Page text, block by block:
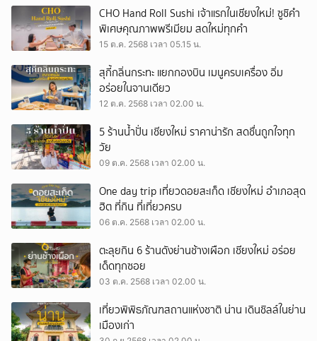
CHO Hand Roll Sushi เจ้าแรกในเชียงใหม่! ซูชิคำ
พิเศษคุณภาพพรีเมียม สดใหม่ทุกคำ
15 ต.ค. 2568 เวลา 05.15 น.
สุกี้กลิ่นกระทะ แยกกองบิน เมนูครบเครื่อง อิ่ม
อร่อยในจานเดียว
12 ต.ค. 2568 เวลา 02.00 น.
5 ร้านน้ำปั่น เชียงใหม่ ราคาน่ารัก สดชื่นถูกใจทุก
วัย
09 ต.ค. 2568 เวลา 02.00 น.
One day trip เที่ยวดอยสะเก็ด เชียงใหม่ อำเภอสุด
ฮิต ที่กิน ที่เที่ยวครบ
06 ต.ค. 2568 เวลา 02.00 น.
ตะลุยกิน 6 ร้านดังย่านช้างเผือก เชียงใหม่ อร่อย
เด็ดทุกซอย
03 ต.ค. 2568 เวลา 02.00 น.
เที่ยวพิพิธภัณฑสถานแห่งชาติ น่าน เดินชิลล์ในย่าน
เมืองเก่า